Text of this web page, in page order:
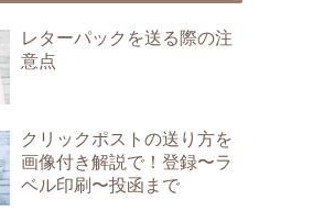
レターパックを送る際の注
意点
クリックポストの送り方を
画像付き解説で！登録〜ラ
ベル印刷〜投函まで